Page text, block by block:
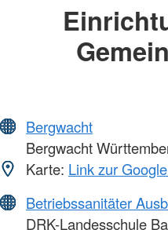
Bergwacht
Bergwacht
Karte: Link zur
Betriebssanitäter
DRK-Landesschule